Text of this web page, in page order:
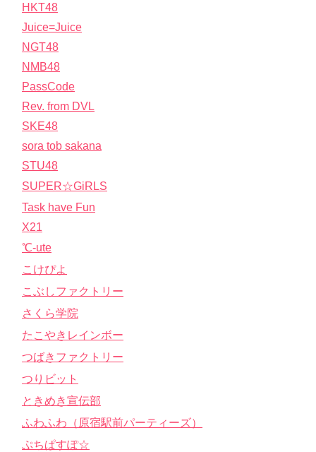
HKT48
Juice=Juice
NGT48
NMB48
PassCode
Rev. from DVL
SKE48
sora tob sakana
STU48
SUPER☆GiRLS
Task have Fun
X21
℃-ute
こけぴよ
こぶしファクトリー
さくら学院
たこやきレインボー
つばきファクトリー
つりビット
ときめき宣伝部
ふわふわ（原宿駅前パーティーズ）
ぷちぱすぽ☆